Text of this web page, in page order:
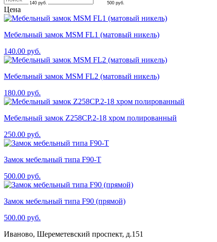
Цена
140 руб. 500 руб.
Мебельный замок MSM FL1 (матовый никель)
140.00 руб.
Мебельный замок MSM FL2 (матовый никель)
180.00 руб.
Мебельный замок Z258CP.2-18 хром полированный
250.00 руб.
Замок мебельный типа F90-T
500.00 руб.
Замок мебельный типа F90 (прямой)
500.00 руб.
Иваново, Шереметевский проспект, д.151